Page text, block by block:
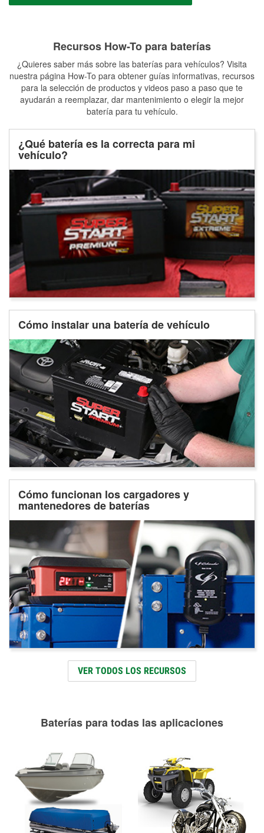
Recursos How-To para baterías
¿Quieres saber más sobre las baterías para vehículos? Visita
nuestra página How-To para obtener guías informativas, recursos
para la selección de productos y videos paso a paso que te
ayudarán a reemplazar, dar mantenimiento o elegir la mejor
batería para tu vehículo.
¿Qué batería es la correcta para mi
vehículo?
Cómo instalar una batería de vehículo
Cómo funcionan los cargadores y
mantenedores de baterías
VER TODOS LOS RECURSOS
Baterías para todas las aplicaciones